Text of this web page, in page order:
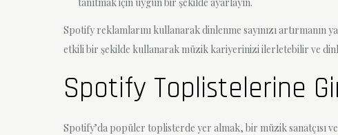
tanıtmak için uygun bir şekilde ayarlayın.
Spotify reklamlarını kullanarak dinlenme sayınızı
etkili bir şekilde kullanarak müzik kariyerinizi ilerletebilir ve
Spotify Toplistelerine
Spotify’da popüler toplisterde yer almak, bir müzik sanatçısı